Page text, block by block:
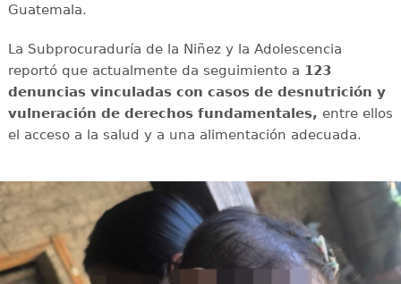
Guatemala.
La Subprocuraduría de la Niñez y la Adolescencia
reportó que actualmente da seguimiento a 123
denuncias vinculadas con casos de desnutrición y
vulneración de derechos fundamentales, entre ellos
el acceso a la salud y a una alimentación adecuada.